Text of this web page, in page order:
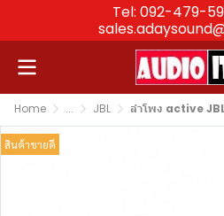
Tel: 092-479-
Home ... JBL ลำโพง active JBL
สินค้าขายดี